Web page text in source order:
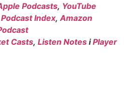
Podcasts, YouTube
Podcast Index,Amazon
Casts, Listen Notes iPlayer